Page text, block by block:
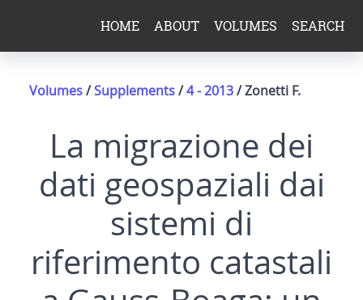
HOME ABOUT VOLUMES SEARCH
Volumes/Supplements/4 - 2013/ Zonetti F.
La migrazione dei
dati geospaziali dai
sistemi di
riferimento catastali